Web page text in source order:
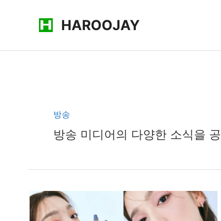
로
HAROOJAY
방송
방송 미디어의 다양한 소식을